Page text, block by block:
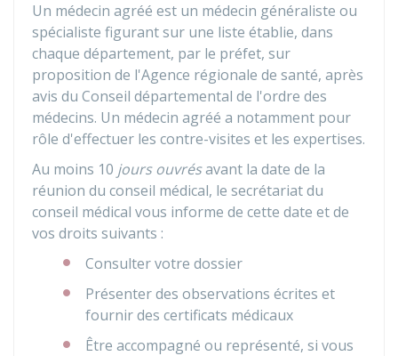
Un médecin agréé est un médecin généraliste ou
spécialiste figurant sur une liste établie, dans
chaque département, par le préfet, sur
proposition de l'Agence régionale de santé, après
avis du Conseil départemental de l'ordre des
médecins. Un médecin agréé a notamment pour
rôle d'effectuer les contre-visites et les expertises.
Au moins 10 jours ouvrésavant la date de la
réunion du conseil médical, le secrétariat du
conseil médical vous informe de cette date et de
vos droits suivants :
Consulter votre dossier
Présenter des observations écrites et
fournir des certificats médicaux
Être accompagné ou représenté, si vous